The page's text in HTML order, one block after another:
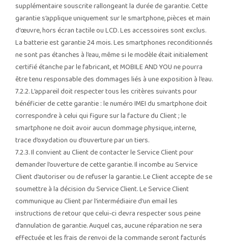
supplémentaire souscrite rallongeant la durée de garantie. Cette
garantie s’applique uniquement sur le smartphone, pièces et main
d’œuvre, hors écran tactile ou LCD. Les accessoires sont exclus.
La batterie est garantie 24 mois. Les smartphones reconditionnés
ne sont pas étanches à l’eau, même si le modèle était initialement
certifié étanche par le fabricant, et MOBILE AND YOU ne pourra
être tenu responsable des dommages liés à une exposition à l’eau.
7.2.2. L’appareil doit respecter tous les critères suivants pour
bénéficier de cette garantie : le numéro IMEI du smartphone doit
correspondre à celui qui figure sur la facture du Client ; le
smartphone ne doit avoir aucun dommage physique, interne,
trace d’oxydation ou d’ouverture par un tiers.
7.2.3. Il convient au Client de contacter le Service Client pour
demander l’ouverture de cette garantie. Il incombe au Service
Client d’autoriser ou de refuser la garantie. Le Client accepte de se
soumettre à la décision du Service Client. Le Service Client
communique au Client par l’intermédiaire d’un email les
instructions de retour que celui-ci devra respecter sous peine
d’annulation de garantie. Auquel cas, aucune réparation ne sera
effectuée et les frais de renvoi de la commande seront facturés